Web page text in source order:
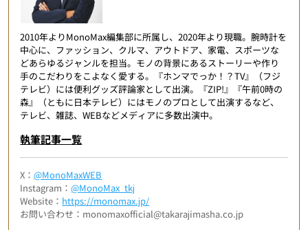
2010年よりMonoMax編集部に所属し、2020年より現職。腕時計を
中心に、ファッション、クルマ、アウトドア、家電、スポーツな
どあらゆるジャンルを担当。モノの背景にあるストーリーや作り
手のこだわりをこよなく愛する。『ホンマでっか！？TV』（フジ
テレビ）には便利グッズ評論家として出演。『ZIP!』『午前0時の
森』（ともに日本テレビ）にはモノのプロとして出演するなど、
テレビ、雑誌、WEBなどメディアに多数出演中。
執筆記事一覧
X：@MonoMaxWEB
Instagram：@MonoMax_tkj
Website： https://monomax.jp/
お問い合わせ：monomaxofficial@takarajimasha.co.jp